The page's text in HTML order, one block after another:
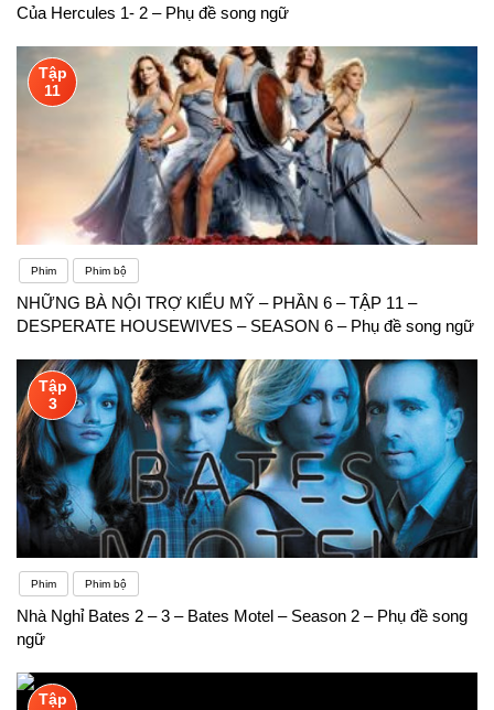
Của Hercules 1- 2 – Phụ đề song ngữ
Tập
11
Phim Phim bộ
NHỮNG BÀ NỘI TRỢ KIỂU MỸ – PHẦN 6 – TẬP 11 –
DESPERATE HOUSEWIVES – SEASON 6 – Phụ đề song ngữ
Tập
3
Phim Phim bộ
Nhà Nghỉ Bates 2 – 3 – Bates Motel – Season 2 – Phụ đề song
ngữ
Tập